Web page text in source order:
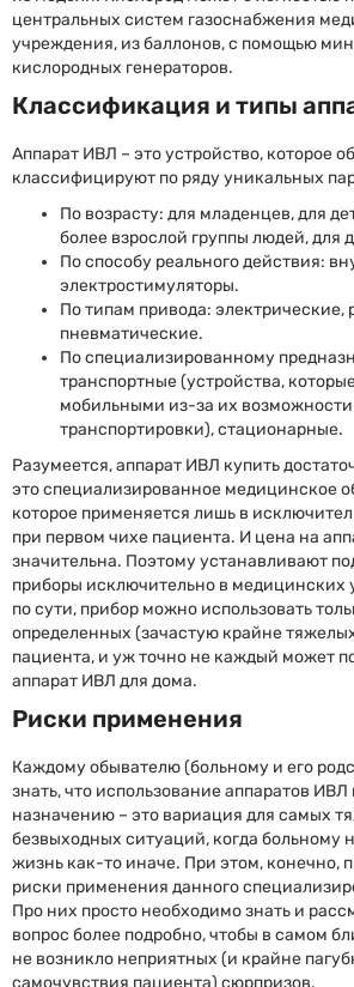
центральных систем газоснабжения
учреждения, из баллонов, с помощью
кислородных генераторов.
Классификация и типы
Аппарат ИВЛ – это устройство, которое
классифицируют по ряду уникальных
По возрасту: для младенцев, для
более взрослой группы людей, для
По способу реального действия:
электростимуляторы.
По типам привода: электрические,
пневматические.
По специализированному
транспортные (устройства,
мобильными из-за их
транспортировки), стационарные.
Разумеется, аппарат ИВЛ купить
это специализированное медицинское
которое применяется лишь в
при первом чихе пациента. И цена на
значительна. Поэтому устанавливают
приборы исключительно в медицинских
по сути, прибор можно использовать
определенных (зачастую крайне
пациента, и уж точно не каждый может
аппарат ИВЛ для дома.
Риски применения
Каждому обывателю (больному и его
знать, что использование аппаратов
назначению – это вариация для самых
безвыходных ситуаций, когда больному
жизнь как-то иначе. При этом, конечно,
риски применения данного
Про них просто необходимо знать и
вопрос более подробно, чтобы в самом
не возникло неприятных (и крайне
самочувствия пациента) сюрпризов.